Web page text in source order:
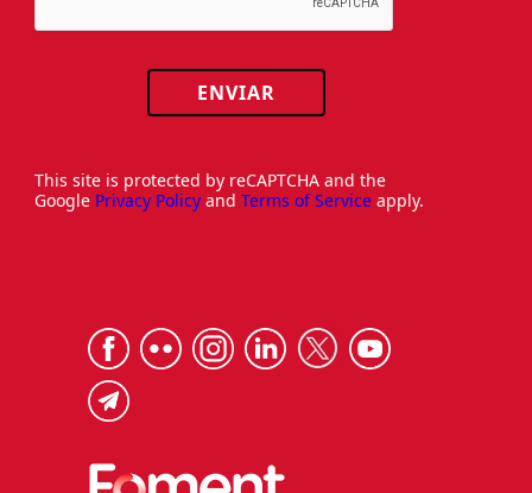
ENVIAR
This site is protected by reCAPTCHA and the
Google Privacy Policy and Terms of Service apply.